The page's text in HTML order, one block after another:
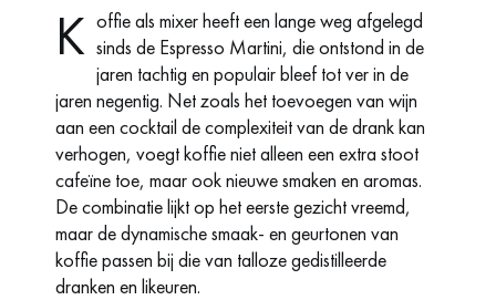
K offie als mixer heeft een lange weg afgelegd
sinds de Espresso Martini, die ontstond in de
jaren tachtig en populair bleef tot ver in de
jaren negentig. Net zoals het toevoegen van wijn
aan een cocktail de complexiteit van de drank kan
verhogen, voegt koffie niet alleen een extra stoot
cafeïne toe, maar ook nieuwe smaken en aromas.
De combinatie lijkt op het eerste gezicht vreemd,
maar de dynamische smaak- en geurtonen van
koffie passen bij die van talloze gedistilleerde
dranken en likeuren.